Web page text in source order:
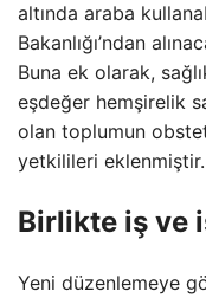
altında araba
Bakanlığı’ndan
Buna ek olarak,
eşdeğer hemşirelik
olan toplumun
yetkilileri eklenmiştir.
Birlikte iş ve
Yeni düzenlemeye